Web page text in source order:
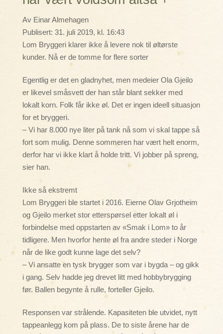
Av Einar Almehagen
Publisert: 31. juli 2019, kl. 16:43
Lom Bryggeri klarer ikke å levere nok til øltørste
kunder. Nå er de tomme for flere sorter
Egentlig er det en gladnyhet, men medeier Ola Gjeilo
er likevel småsvett der han står blant sekker med
lokalt korn. Folk får ikke øl. Det er ingen ideell situasjon
for et bryggeri.
– Vi har 8.000 nye liter på tank nå som vi skal tappe så
fort som mulig. Denne sommeren har vært helt enorm,
derfor har vi ikke klart å holde tritt. Vi jobber på spreng,
sier han.
Ikke så ekstremt
Lom Bryggeri ble startet i 2016. Eierne Olav Grjotheim
og Gjeilo merket stor etterspørsel etter lokalt øl i
forbindelse med oppstarten av «Smak i Lom» to år
tidligere. Men hvorfor hente øl fra andre steder i Norge
når de like godt kunne lage det selv?
– Vi ansatte en tysk brygger som var i bygda – og gikk
i gang. Selv hadde jeg drevet litt med hobbybrygging
før. Ballen begynte å rulle, forteller Gjeilo.
Responsen var strålende. Kapasiteten ble utvidet, nytt
tappeanlegg kom på plass. De to siste årene har de